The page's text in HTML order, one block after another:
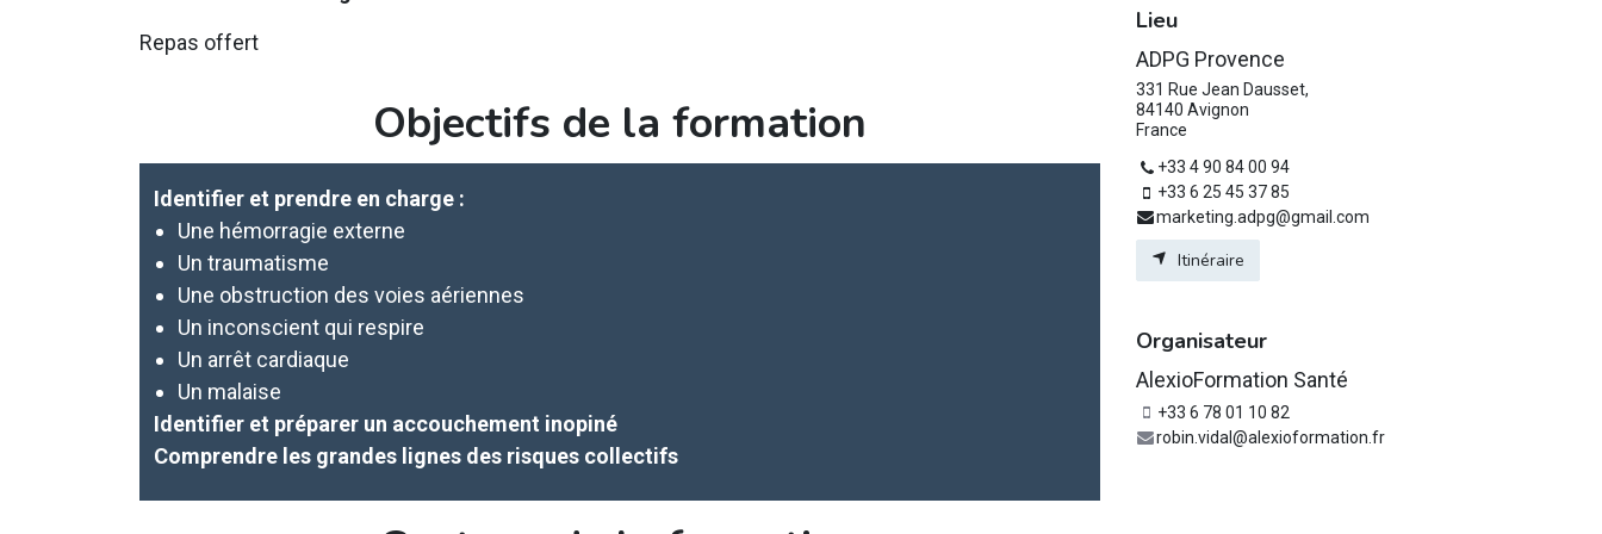
Repas offert
Objectifs de la formation
Identifier et prendre en charge :
Une hémorragie externe
Un traumatisme
Une obstruction des voies aériennes
Un inconscient qui respire
Un arrêt cardiaque
Un malaise
Identifier et préparer un accouchement inopiné
Comprendre les grandes lignes des risques collectifs
Lieu
ADPG Provence
331 Rue Jean Dausset,
84140 Avignon
France
+33 4 90 84 00 94
+33 6 25 45 37 85
marketing.adpg@gmail.com
Itinéraire
Organisateur
AlexioFormation Santé
+33 6 78 01 10 82
robin.vidal@alexioformation.fr